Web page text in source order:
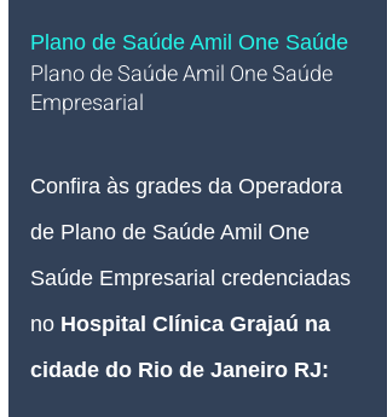
Plano de Saúde Amil One Saúde
Plano de Saúde Amil One Saúde
Empresarial
Confira às grades da Operadora
de Plano de Saúde Amil One
Saúde Empresarial credenciadas
no Hospital Clínica Grajaú na
cidade do Rio de Janeiro RJ: